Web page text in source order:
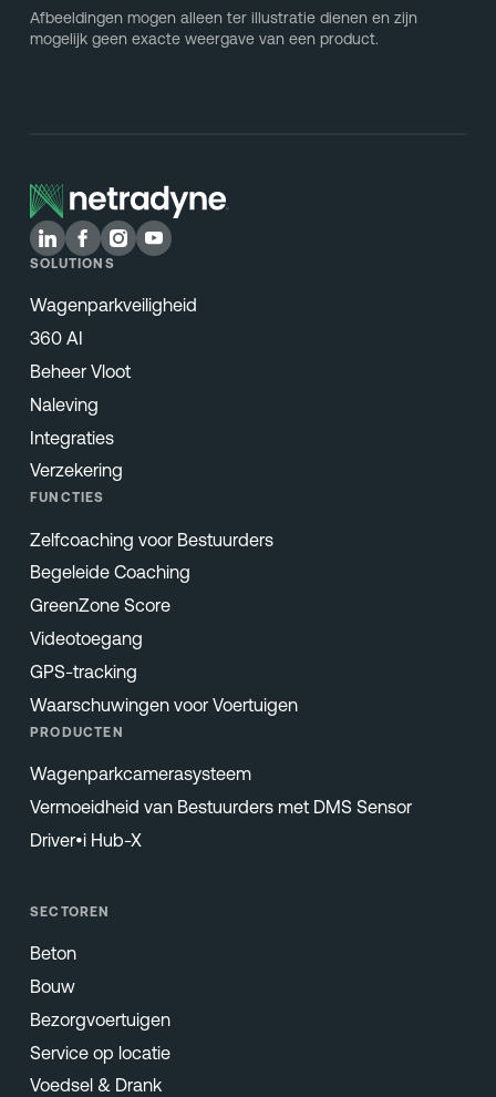
Afbeeldingen mogen alleen ter illustratie dienen en zijn
mogelijk geen exacte weergave van een product.
SOLUTIONS
Wagenparkveiligheid
360 AI
Beheer Vloot
Naleving
Integraties
Verzekering
FUNCTIES
Zelfcoaching voor Bestuurders
Begeleide Coaching
GreenZone Score
Videotoegang
GPS-tracking
Waarschuwingen voor Voertuigen
PRODUCTEN
Wagenparkcamerasysteem
Vermoeidheid van Bestuurders met DMS Sensor
Driver•i Hub-X
SECTOREN
Beton
Bouw
Bezorgvoertuigen
Service op locatie
Voedsel & Drank